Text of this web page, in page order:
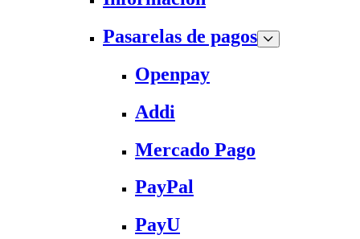
Pasarelas de pagos
Openpay
Addi
Mercado Pago
PayPal
PayU